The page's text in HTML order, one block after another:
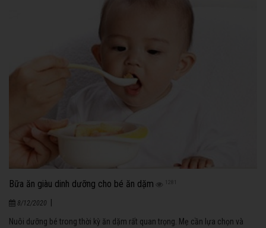
Bữa ăn giàu dinh dưỡng cho bé ăn dặm 1281
8/12/2020
Nuôi dưỡng bé trong thời kỳ ăn dặm rất quan trọng. Mẹ cần lựa chọn và